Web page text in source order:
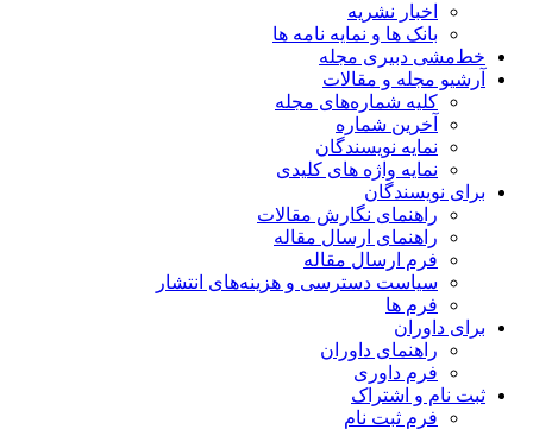
اخبار نشریه
بانک ها و نمایه نامه ها
خط‌مشی دبیری مجله
آرشیو مجله و مقالات
کلیه شماره‌های مجله
آخرین شماره
نمایه نویسندگان
نمایه واژه های کلیدی
برای نویسندگان
راهنمای نگارش مقالات
راهنمای ارسال مقاله
فرم ارسال مقاله
سیاست دسترسی و هزینه‌های انتشار
فرم ها
برای داوران
راهنمای داوران
فرم داوری
ثبت نام و اشتراک
فرم ثبت نام